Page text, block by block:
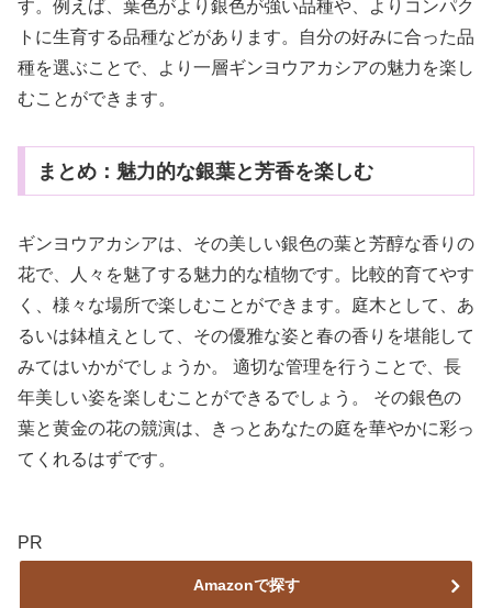
す。例えば、葉色がより銀色が強い品種や、よりコンパク
トに生育する品種などがあります。自分の好みに合った品
種を選ぶことで、より一層ギンヨウアカシアの魅力を楽し
むことができます。
まとめ：魅力的な銀葉と芳香を楽しむ
ギンヨウアカシアは、その美しい銀色の葉と芳醇な香りの
花で、人々を魅了する魅力的な植物です。比較的育てやす
く、様々な場所で楽しむことができます。庭木として、あ
るいは鉢植えとして、その優雅な姿と春の香りを堪能して
みてはいかがでしょうか。 適切な管理を行うことで、長
年美しい姿を楽しむことができるでしょう。 その銀色の
葉と黄金の花の競演は、きっとあなたの庭を華やかに彩っ
てくれるはずです。
PR
Amazonで探す